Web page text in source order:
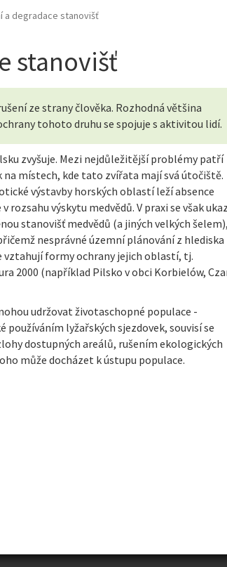
a degradace stanovišť
stanovišť
ze strany člověka. Rozhodná většina
tohoto druhu se spojuje s aktivitou lidí.
zvyšuje. Mezi nejdůležitější problémy patří
místech, kde tato zvířata mají svá útočiště.
výstavby horských oblastí leží absence
výskytu medvědů. V praxi se však
stanovišť medvědů (a jiných velkých
nesprávné územní plánování z hlediska
vztahují formy ochrany jejich oblastí, tj.
2000 (například Pilsko v obci Korbielów,
udržovat životaschopné populace -
používáním lyžařských sjezdovek, souvisí se
dostupných areálů, rušením ekologických
může docházet k ústupu populace.